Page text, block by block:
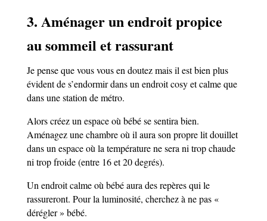
3. Aménager un endroit propice
au sommeil et rassurant
Je pense que vous vous en doutez mais il est bien plus
évident de s’endormir dans un endroit cosy et calme que
dans une station de métro.
Alors créez un espace où bébé se sentira bien.
Aménagez une chambre où il aura son propre lit douillet
dans un espace où la température ne sera ni trop chaude
ni trop froide (entre 16 et 20 degrés).
Un endroit calme où bébé aura des repères qui le
rassureront. Pour la luminosité, cherchez à ne pas «
dérégler » bébé.